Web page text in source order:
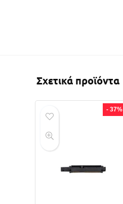
Σχετικά προϊόντα
- 37%